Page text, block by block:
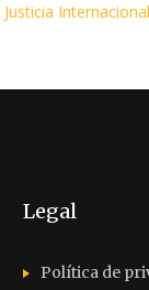
Justicia Internacional
Legal
Política de